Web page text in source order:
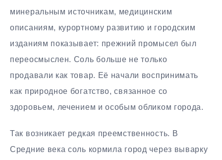
минеральным источникам, медицинским
описаниям, курортному развитию и городским
изданиям показывает: прежний промысел был
переосмыслен. Соль больше не только
продавали как товар. Её начали воспринимать
как природное богатство, связанное со
здоровьем, лечением и особым обликом города.
Так возникает редкая преемственность. В
Средние века соль кормила город через выварку